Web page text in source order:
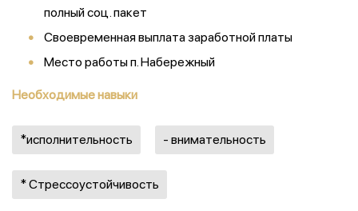
полный соц. пакет
Своевременная выплата заработной платы
Место работы п. Набережный
Необходимые навыки
*исполнительность - внимательность
* Стрессоустойчивость